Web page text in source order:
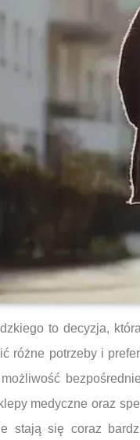
to decyzja,
różne potrzeby i
medyczne oraz
stają się coraz